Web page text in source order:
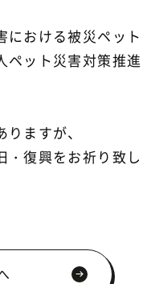
における被災ペット
ペット災害対策推進
ますが、
・復興をお祈り致し